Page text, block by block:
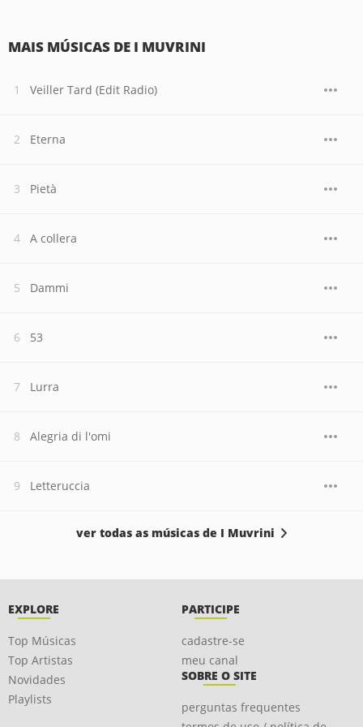
MAIS MÚSICAS DE I MUVRINI
Veiller Tard (Edit Radio)
Eterna
Pietà
A collera
Dammi
53
Lurra
Alegria di l'omi
Letteruccia
ver todas as músicas de I Muvrini
EXPLORE
Top Músicas
Top Artistas
Novidades
Playlists
PARTICIPE
cadastre-se
meu canal
SOBRE O SITE
perguntas frequentes